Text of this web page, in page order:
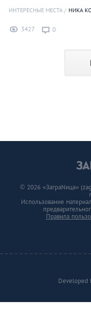
ИНТЕРЕСНЫЕ МЕСТА НИКА
3427 0
Developed
© 2026 «ЗаграNица»
Использование
Правила